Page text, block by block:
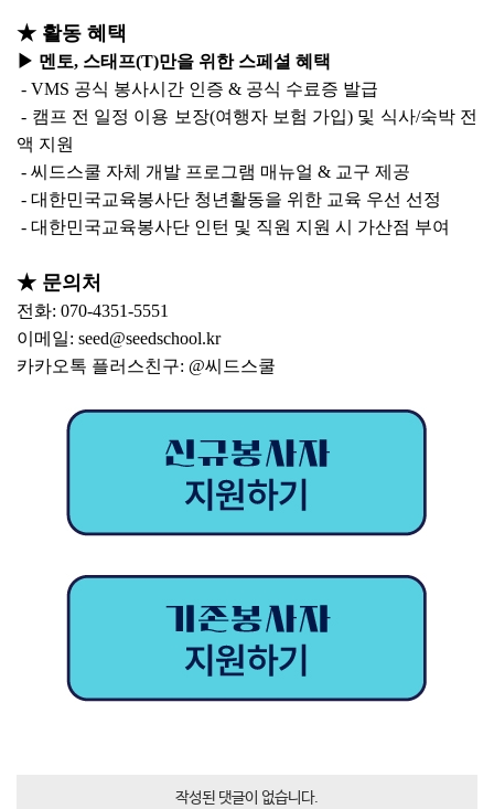
★ 활동 혜택
▶ 멘토, 스태프(T)만을 위한 스페셜 혜택
- VMS 공식 봉사시간 인증 & 공식 수료증 발급
- 캠프 전 일정 이용 보장(여행자 보험 가입) 및 식사/숙박 전
액 지원
- 씨드스쿨 자체 개발 프로그램 매뉴얼 & 교구 제공
- 대한민국교육봉사단 청년활동을 위한 교육 우선 선정
- 대한민국교육봉사단 인턴 및 직원 지원 시 가산점 부여
★ 문의처
전화: 070-4351-5551
이메일: seed@seedschool.kr
카카오톡 플러스친구: @씨드스쿨
작성된 댓글이 없습니다.